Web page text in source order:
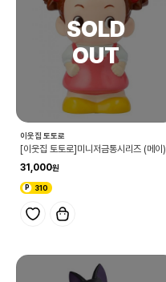
이웃집 토토로
[이웃집 토토로]미니저금통시리즈 (메이)
31,000
310